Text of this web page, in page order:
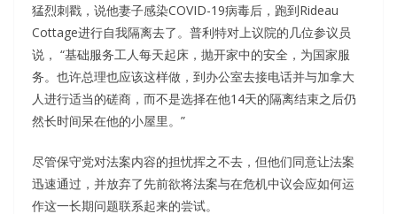
猛烈刺戳，说他妻子感染COVID-19病毒后，跑到Rideau
Cottage进行自我隔离去了。普利特对上议院的几位参议员
说， “基础服务工人每天起床，抛开家中的安全，为国家服
务。也许总理也应该这样做，到办公室去接电话并与加拿大
人进行适当的磋商，而不是选择在他14天的隔离结束之后仍
然长时间呆在他的小屋里。”
尽管保守党对法案内容的担忧挥之不去，但他们同意让法案
迅速通过，并放弃了先前欲将法案与在危机中议会应如何运
作这一长期问题联系起来的尝试。